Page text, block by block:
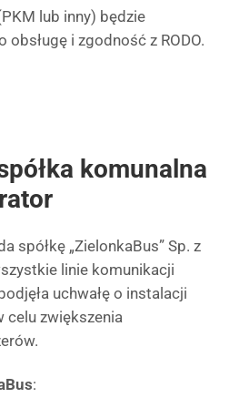
lub inny) będzie
obsługę i zgodność z RODO.
komunalna
spółkę „ZielonkaBus” Sp. z
linie komunikacji
uchwałę o instalacji
celu zwiększenia
: